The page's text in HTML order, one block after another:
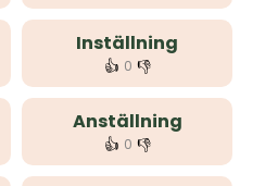
Inställning
👍 0 👎
Anställning
👍 0 👎